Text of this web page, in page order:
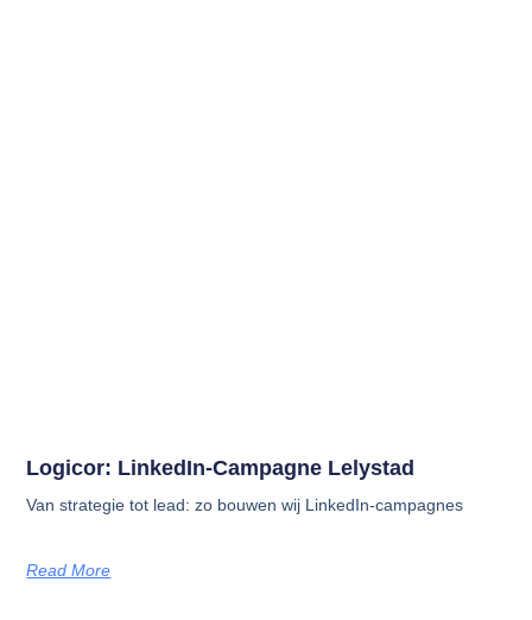
Logicor: LinkedIn-Campagne Lelystad
Van strategie tot lead: zo bouwen wij LinkedIn-campagnes
Read More